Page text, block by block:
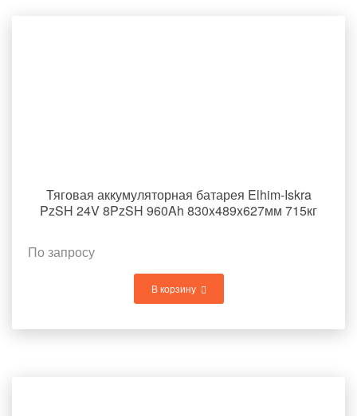
Тяговая аккумуляторная батарея Elhim-Iskra
PzSH 24V 8PzSH 960Ah 830x489x627мм 715кг
По запросу
В корзину